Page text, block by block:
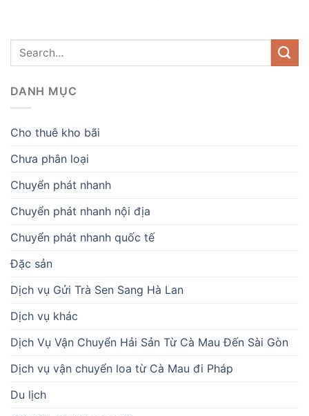
DANH MỤC
Cho thuê kho bãi
Chưa phân loại
Chuyển phát nhanh
Chuyển phát nhanh nội địa
Chuyển phát nhanh quốc tế
Đặc sản
Dịch vụ Gửi Trà Sen Sang Hà Lan
Dịch vụ khác
Dịch Vụ Vận Chuyển Hải Sản Từ Cà Mau Đến Sài Gòn
Dịch vụ vận chuyển loa từ Cà Mau đi Pháp
Du lịch